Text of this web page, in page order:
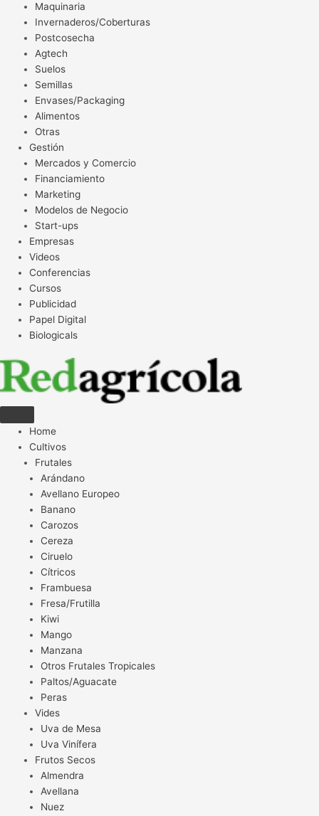
Maquinaria
Invernaderos/Coberturas
Postcosecha
Agtech
Suelos
Semillas
Envases/Packaging
Alimentos
Otras
Gestión
Mercados y Comercio
Financiamiento
Marketing
Modelos de Negocio
Start-ups
Empresas
Videos
Conferencias
Cursos
Publicidad
Papel Digital
Biologicals
Home
Cultivos
Frutales
Arándano
Avellano Europeo
Banano
Carozos
Cereza
Ciruelo
Cítricos
Frambuesa
Fresa/Frutilla
Kiwi
Mango
Manzana
Otros Frutales Tropicales
Paltos/Aguacate
Peras
Vides
Uva de Mesa
Uva Vinífera
Frutos Secos
Almendra
Avellana
Nuez